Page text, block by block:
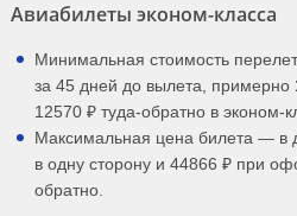
Авиабилеты эконом-класса
Минимальная стоимость
за 45 дней до вылета, примерно
12570 ₽ туда-обратно в эконом-
Максимальная цена билета — в
в одну сторону и 44866 ₽ при
обратно.